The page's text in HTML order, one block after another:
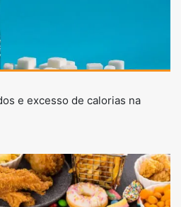
e excesso de calorias na